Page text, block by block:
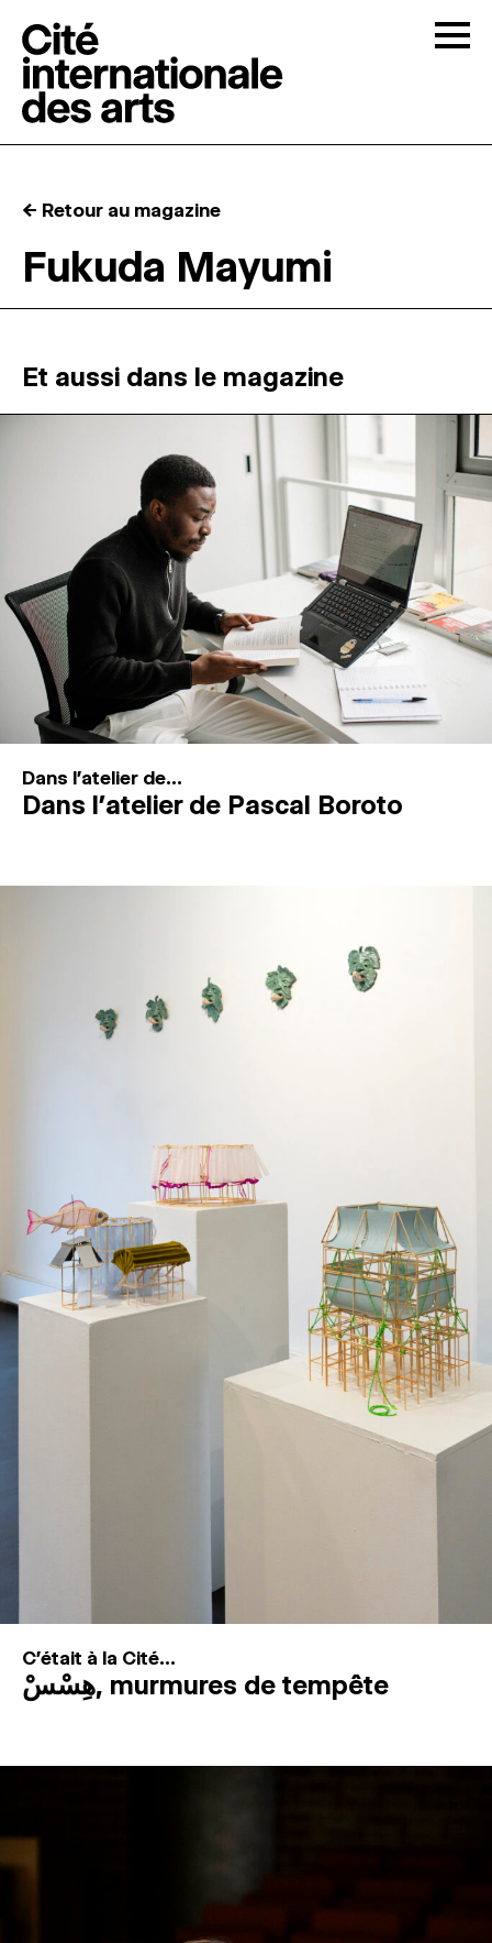
RÉSIDENCES ↓
ATELIERS OUVERTS
ESPACES DE PRATIQUE ARTISTIQUE ↓
Recherche
Connexion
↓
← Retour au magazine
Fukuda Mayumi
Et aussi dans le magazine
Dans l'atelier de...
Dans l’atelier de Pascal Boroto
C'était à la Cité...
هِسْسْ, murmures de tempête